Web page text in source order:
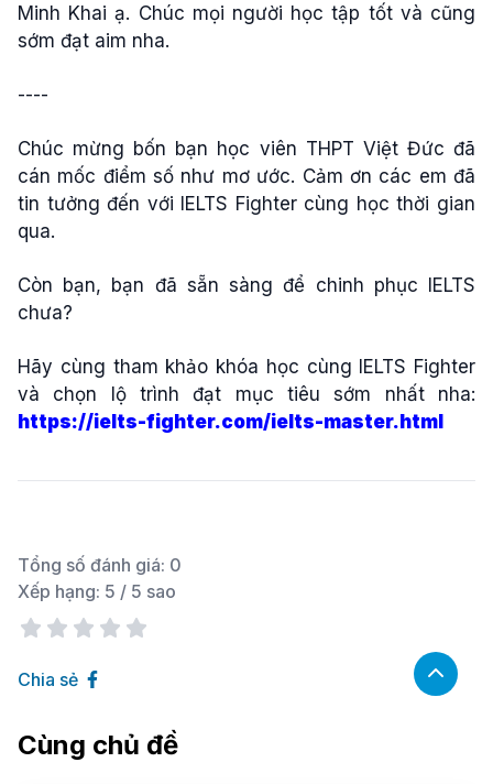
Minh Khai ạ. Chúc mọi người học tập tốt và cũng
sớm đạt aim nha.
----
Chúc mừng bốn bạn học viên THPT Việt Đức đã
cán mốc điểm số như mơ ước. Cảm ơn các em đã
tin tưởng đến với IELTS Fighter cùng học thời gian
qua.
Còn bạn, bạn đã sẵn sàng để chinh phục IELTS
chưa?
Hãy cùng tham khảo khóa học cùng IELTS Fighter
và chọn lộ trình đạt mục tiêu sớm nhất nha:
https://ielts-fighter.com/ielts-master.html
Tổng số đánh giá: 0
Xếp hạng: 5 / 5 sao
Chia sẻ
Cùng chủ đề